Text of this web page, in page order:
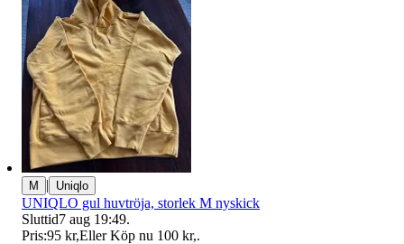
M | Uniqlo
UNIQLO gul huvtröja, storlek M nyskick
Sluttid7 aug 19:49.
Pris:95 kr,Eller Köp nu 100 kr,.